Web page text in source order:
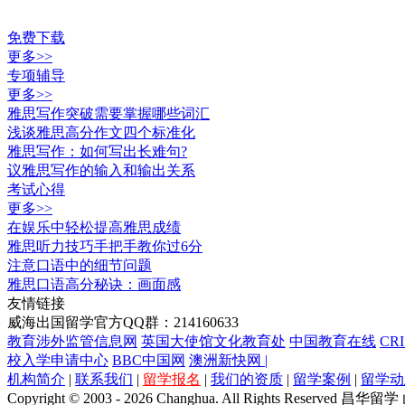
免费下载
更多>>
专项辅导
更多>>
雅思写作突破需要掌握哪些词汇
浅谈雅思高分作文四个标准化
雅思写作：如何写出长难句?
议雅思写作的输入和输出关系
考试心得
更多>>
在娱乐中轻松提高雅思成绩
雅思听力技巧手把手教你过6分
注意口语中的细节问题
雅思口语高分秘诀：画面感
友情链接
威海出国留学官方QQ群：214160633
教育涉外监管信息网 英国大使馆文化教育处 中国教育在线
校入学申请中心 BBC中国网 澳洲新快网 |
机构简介 | 联系我们 | 留学报名 | 我们的资质 | 留学案例 | 留学
Copyright © 2003 - 2026 Changhua. All Rights Reserved 昌华留学